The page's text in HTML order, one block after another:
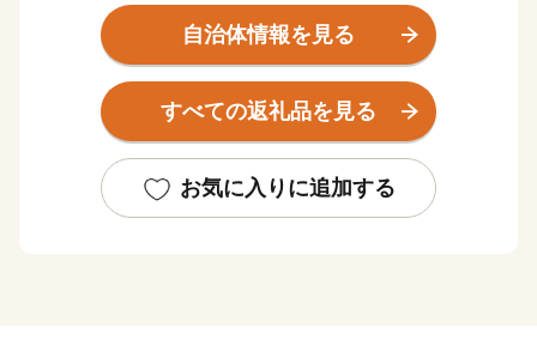
平坦な地形と豊かな水、気候など理想的な条件が整って
おり、江戸時代には、お蔵米として川越藩に献上されて
いた由緒あるお米が産み出されています。
また、町の特産として、県内でも有数の産地となって
の栽培が盛んです。
新たな取り組みとして、町の魅力を地域住民が再認識
自治体情報を見る
すべての返礼品を見る
お気に入りに追加する